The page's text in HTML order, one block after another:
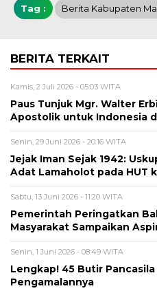
Tag : Berita Kabupaten
BERITA TERKAIT
Kamis, 2 Juli 2026 - 05:03 WITA
Paus Tunjuk Mgr. Walter
Apostolik untuk Indonesia
Senin, 29 Juni 2026 - 20:16 WITA
Jejak Iman Sejak 1942:
Adat Lamaholot pada HUT
Sabtu, 13 Juni 2026 - 11:20 WITA
Pemerintah Peringatkan
Masyarakat Sampaikan
Senin, 1 Juni 2026 - 08:49 WITA
Lengkap! 45 Butir
Pengamalannya